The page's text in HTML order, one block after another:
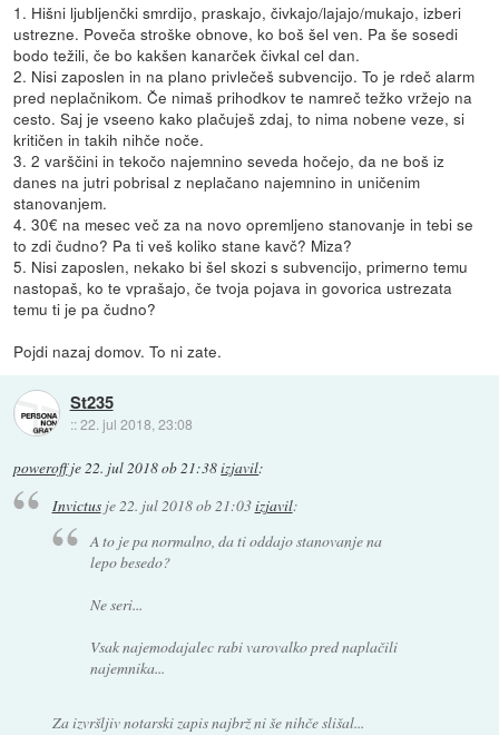
1. Hišni ljubljenčki smrdijo, praskajo, čivkajo/lajajo/mukajo, izberi
ustrezne. Poveča stroške obnove, ko boš šel ven. Pa še sosedi
bodo težili, če bo kakšen kanarček čivkal cel dan.
2. Nisi zaposlen in na plano privlečeš subvencijo. To je rdeč alarm
pred neplačnikom. Če nimaš prihodkov te namreč težko vržejo na
cesto. Saj je vseeno kako plačuješ zdaj, to nima nobene veze, si
kritičen in takih nihče noče.
3. 2 varščini in tekočo najemnino seveda hočejo, da ne boš iz
danes na jutri pobrisal z neplačano najemnino in uničenim
stanovanjem.
4. 30€ na mesec več za na novo opremljeno stanovanje in tebi se
to zdi čudno? Pa ti veš koliko stane kavč? Miza?
5. Nisi zaposlen, nekako bi šel skozi s subvencijo, primerno temu
nastopaš, ko te vprašajo, če tvoja pojava in govorica ustrezata
temu ti je pa čudno?
Pojdi nazaj domov. To ni zate.
St235
::22. jul 2018, 23:08
poweroffje22. jul 2018 ob 21:38izjavil:
Invictusje 22. jul 2018 ob 21:03izjavil:
A to je pa normalno, da ti oddajo stanovanje na
lepo besedo?
Ne seri...
Vsak najemodajalec rabi varovalko pred naplačili
najemnika...
Za izvršljiv notarski zapis najbrž ni še nihče slišal...